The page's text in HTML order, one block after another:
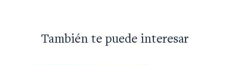
También te puede interesar